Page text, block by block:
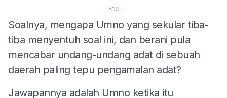
ADS
Soalnya, mengapa Umno yang sekular tiba-
tiba menyentuh soal ini, dan berani pula
mencabar undang-undang adat di sebuah
daerah paling tepu pengamalan adat?
Jawapannya adalah Umno ketika itu